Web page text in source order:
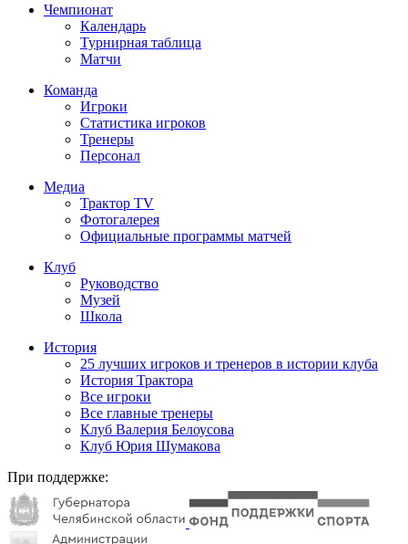
Чемпионат
Календарь
Турнирная таблица
Матчи
Команда
Игроки
Статистика игроков
Тренеры
Персонал
Медиа
Трактор TV
Фотогалерея
Официальные программы матчей
Клуб
Руководство
Музей
Школа
История
25 лучших игроков и тренеров в истории клуба
История Трактора
Все игроки
Все главные тренеры
Клуб Валерия Белоусова
Клуб Юрия Шумакова
При поддержке: